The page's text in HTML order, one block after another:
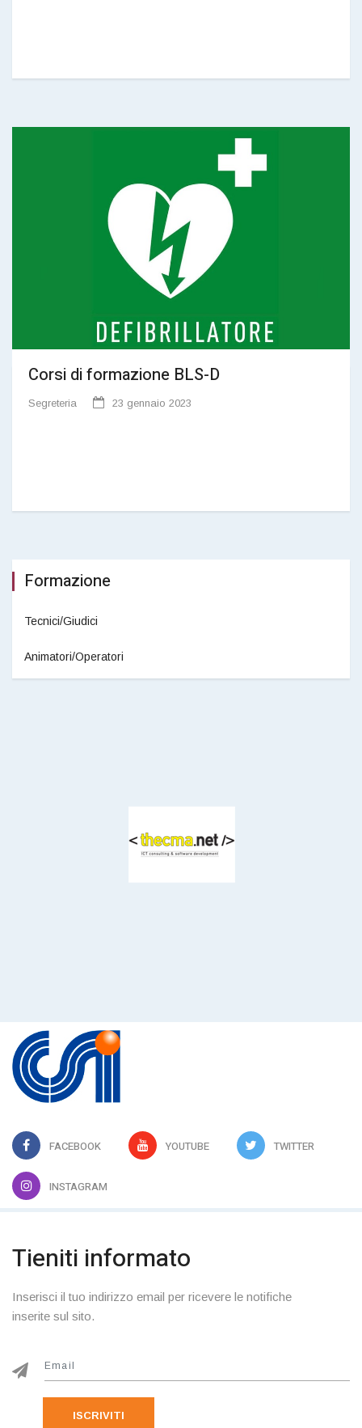
Corsi di formazione BLS-D
Segreteria 23 gennaio 2023
Formazione
Tecnici/Giudici
Animatori/Operatori
FACEBOOK YOUTUBE TWITTER
INSTAGRAM
Tieniti informato
Inserisci il tuo indirizzo email per ricevere le notifiche
inserite sul sito.
ISCRIVITI